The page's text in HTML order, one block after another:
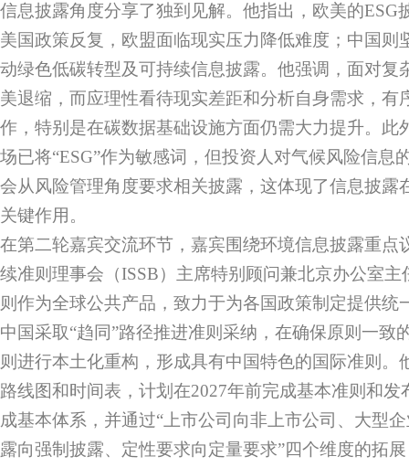
信息披露角度分享了独到见解。他指出，欧美的ESG
美国政策反复，欧盟面临现实压力降低难度；中国则
动绿色低碳转型及可持续信息披露。他强调，面对复
美退缩，而应理性看待现实差距和分析自身需求，有
作，特别是在碳数据基础设施方面仍需大力提升。此
场已将“ESG”作为敏感词，但投资人对气候风险信息
会从风险管理角度要求相关披露，这体现了信息披露
关键作用。
在第二轮嘉宾交流环节，嘉宾围绕环境信息披露重点
续准则理事会（ISSB）主席特别顾问兼北京办公室主
则作为全球公共产品，致力于为各国政策制定提供统
中国采取“趋同”路径推进准则采纳，在确保原则一致
则进行本土化重构，形成具有中国特色的国际准则。
路线图和时间表，计划在2027年前完成基本准则和发
成基本体系，并通过“上市公司向非上市公司、大型
露向强制披露、定性要求向定量要求”四个维度的拓